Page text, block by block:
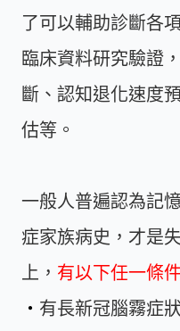
了可以輔助診斷各
臨床資料研究驗證
斷、認知退化速度
估等。
一般人普遍認為記
症家族病史，才是
上， 有以下任一條
・ 有長新冠腦霧症